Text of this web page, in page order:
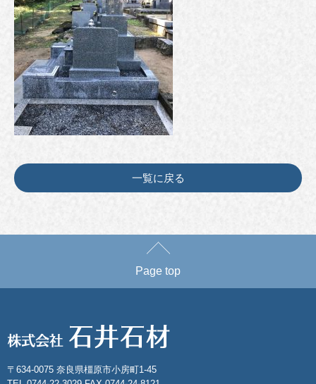
一覧に戻る
Page top
〒634-0075 奈良県橿原市小房町1-45